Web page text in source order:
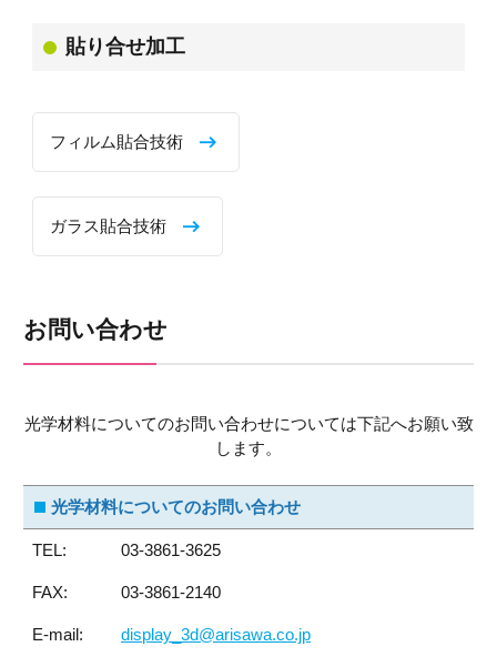
貼り合せ加工
フィルム貼合技術
ガラス貼合技術
お問い合わせ
光学材料についてのお問い合わせについては下記へお願い致
します。
光学材料についてのお問い合わせ
TEL: 03-3861-3625
FAX: 03-3861-2140
E-mail: display_3d@arisawa.co.jp